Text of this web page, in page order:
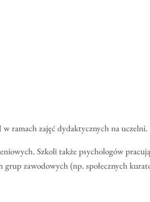
ramach zajęć dydaktycznych na uczelni.
Szkoli także psychologów
zawodowych (np. społecznych